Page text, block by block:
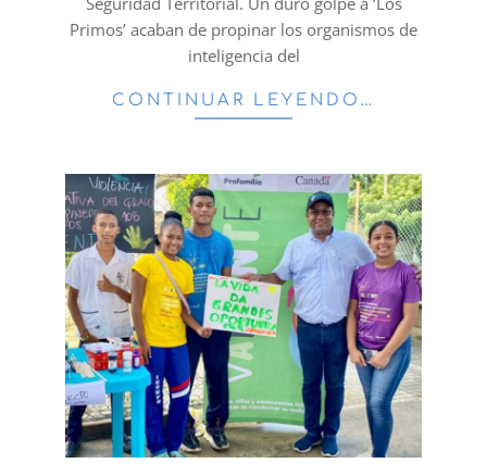
Primos’ acaban de propinar los organismos de
inteligencia del
CONTINUAR LEYENDO…